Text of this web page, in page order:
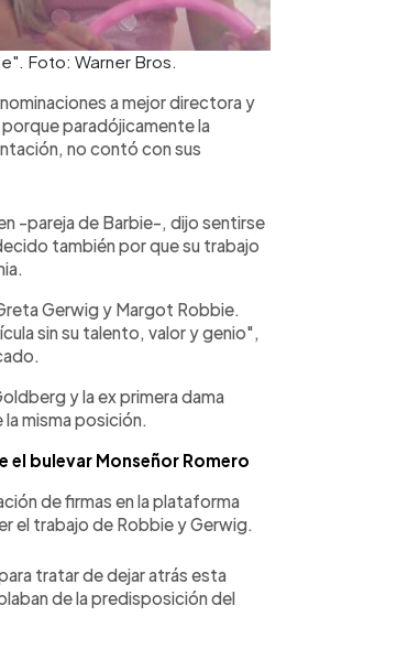
Foto: Warner Bros.
a mejor directora y
paradójicamente la
no contó con sus
-pareja de Barbie-, dijo sentirse
también por que su trabajo
Gerwig y Margot Robbie.
sin su talento, valor y genio",
y la ex primera dama
misma posición.
el bulevar Monseñor Romero
de firmas en la plataforma
el trabajo de Robbie y Gerwig.
tratar de dejar atrás esta
de la predisposición del